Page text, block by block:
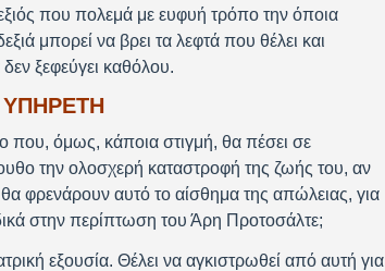
που πολεμά με ευφυή τρόπο την όποια
μπορεί να βρει τα λεφτά που θέλει και
ξεφεύγει καθόλου.
που, όμως, κάποια στιγμή, θα πέσει σε
την ολοσχερή καταστροφή της ζωής του, αν
θα φρενάρουν αυτό το αίσθημα της απώλειας, για
στην περίπτωση του Άρη Προτοσάλτε;
εξουσία. Θέλει να αγκιστρωθεί από αυτή για